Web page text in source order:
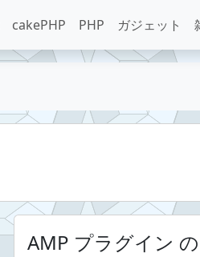
cakePHP PHP ガジェット
AMP プラグイン